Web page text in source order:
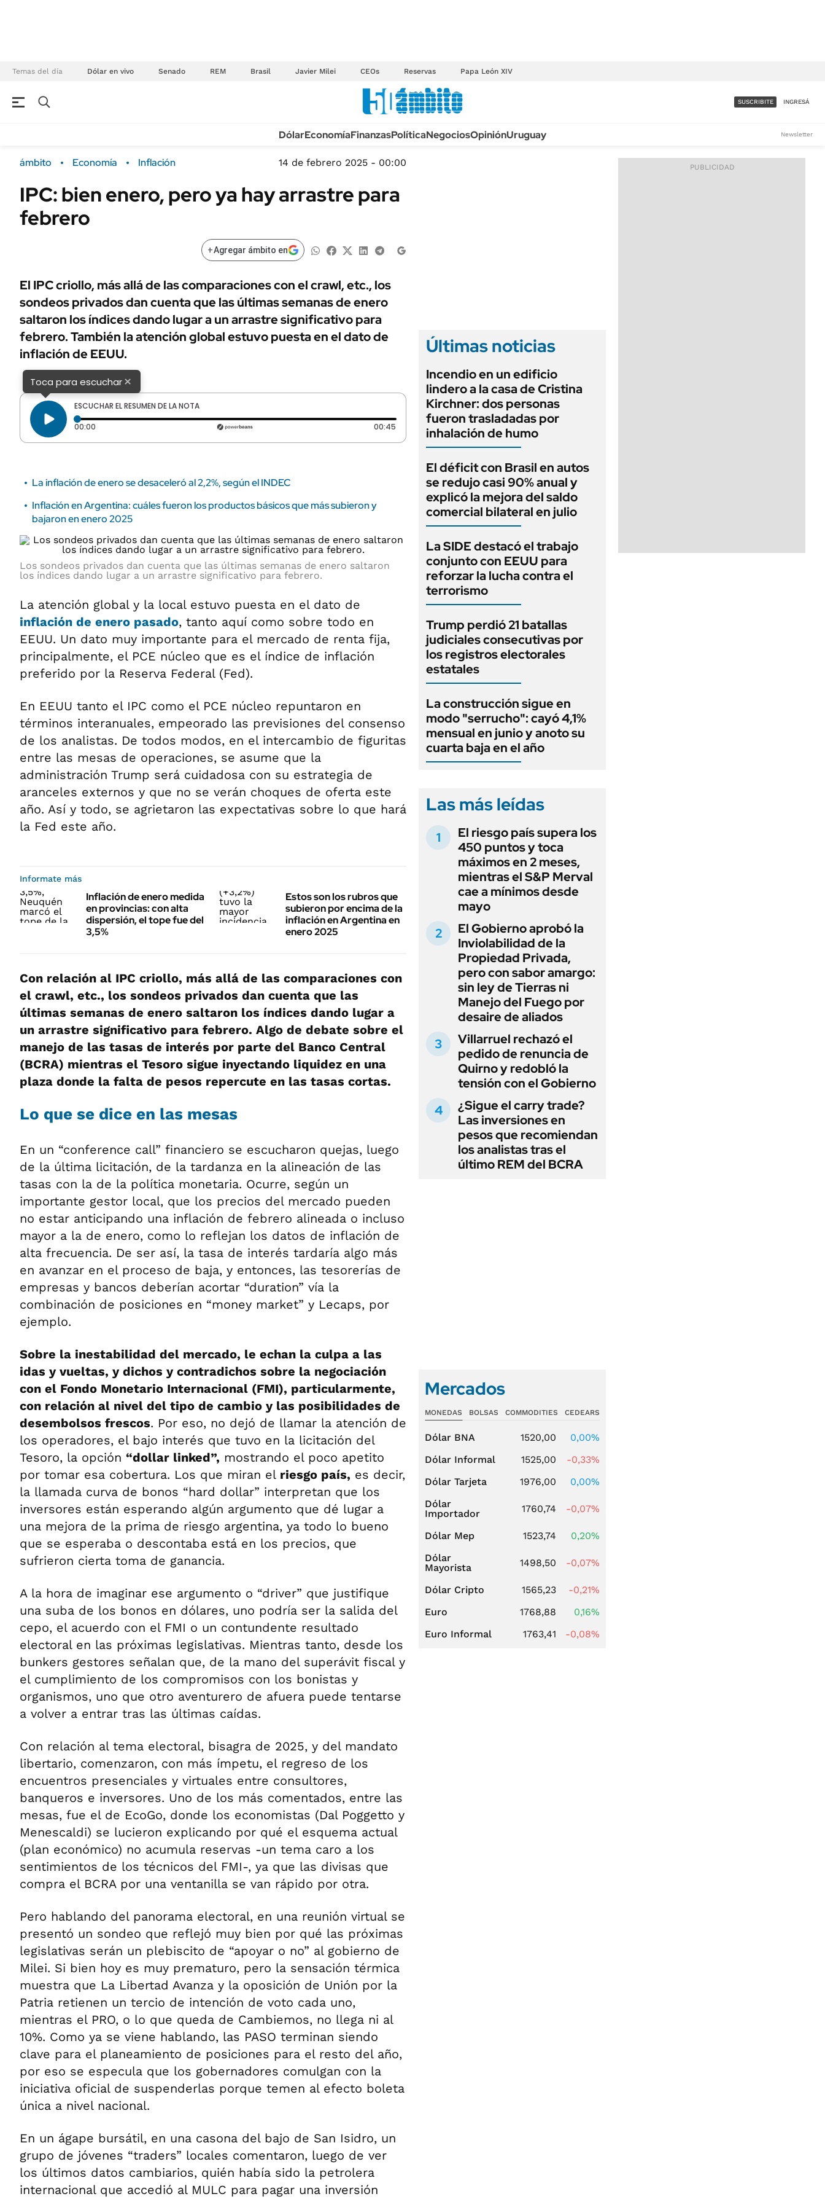
Temas del día Dólar en vivo Senado REM Brasil Javier Milei CEOs Reservas Papa León XIV
Campo
FINANZAS
ÁMBITO DEBATE
MEDIAKIT AMBITO DEBATE
Sustentabilidad
POLÍTICA
Municipios
URUGUAY
TECNOLOGÍA
MÉXICO
MUNDO
LIFESTYLE
AUTOS
ACCESO FULL - $1.800/MES
SUSCRIBITE INGRESÁ
DólarEconomíaFinanzasPolíticaNegociosOpiniónUruguay Newsletter
ámbito Economía Inflación 14 de febrero 2025 - 00:00
IPC: bien enero, pero ya hay arrastre para
febrero
+Agregar ámbito en
El IPC criollo, más allá de las comparaciones con el crawl, etc., los
sondeos privados dan cuenta que las últimas semanas de enero
saltaron los índices dando lugar a un arrastre significativo para
febrero. También la atención global estuvo puesta en el dato de
inflación de EEUU.
Toca para escuchar×
ESCUCHAR EL RESUMEN DE LA NOTA
00:00 Tiempo transcurrido: 0 segundos 00:45 Duración: 45 segundos
La inflación de enero se desaceleró al 2,2%, según el INDEC
Inflación en Argentina: cuáles fueron los productos básicos que más subieron y
bajaron en enero 2025
Los sondeos privados dan cuenta que las últimas semanas de enero saltaron
los índices dando lugar a un arrastre significativo para febrero.
La atención global y la local estuvo puesta en el dato de
inflación de enero pasado, tanto aquí como sobre todo en
EEUU. Un dato muy importante para el mercado de renta fija,
principalmente, el PCE núcleo que es el índice de inflación
preferido por la Reserva Federal (Fed).
En EEUU tanto el IPC como el PCE núcleo repuntaron en
términos interanuales, empeorado las previsiones del consenso
de los analistas. De todos modos, en el intercambio de figuritas
entre las mesas de operaciones, se asume que la
administración Trump será cuidadosa con su estrategia de
aranceles externos y que no se verán choques de oferta este
año. Así y todo, se agrietaron las expectativas sobre lo que hará
la Fed este año.
Informate más
Inflación de enero medida
en provincias: con alta
dispersión, el tope fue del
3,5%
Estos son los rubros que
subieron por encima de la
inflación en Argentina en
enero 2025
Con relación al IPC criollo, más allá de las comparaciones con
el crawl, etc., los sondeos privados dan cuenta que las
últimas semanas de enero saltaron los índices dando lugar a
un arrastre significativo para febrero. Algo de debate sobre el
manejo de las tasas de interés por parte del Banco Central
(BCRA) mientras el Tesoro sigue inyectando liquidez en una
plaza donde la falta de pesos repercute en las tasas cortas.
Lo que se dice en las mesas
En un “conference call” financiero se escucharon quejas, luego
de la última licitación, de la tardanza en la alineación de las
tasas con la de la política monetaria. Ocurre, según un
importante gestor local, que los precios del mercado pueden
no estar anticipando una inflación de febrero alineada o incluso
mayor a la de enero, como lo reflejan los datos de inflación de
alta frecuencia. De ser así, la tasa de interés tardaría algo más
en avanzar en el proceso de baja, y entonces, las tesorerías de
empresas y bancos deberían acortar “duration” vía la
combinación de posiciones en “money market” y Lecaps, por
ejemplo.
Sobre la inestabilidad del mercado, le echan la culpa a las
idas y vueltas, y dichos y contradichos sobre la negociación
con el Fondo Monetario Internacional (FMI), particularmente,
con relación al nivel del tipo de cambio y las posibilidades de
desembolsos frescos. Por eso, no dejó de llamar la atención de
los operadores, el bajo interés que tuvo en la licitación del
Tesoro, la opción “dollar linked”, mostrando el poco apetito
por tomar esa cobertura. Los que miran el riesgo país, es decir,
la llamada curva de bonos “hard dollar” interpretan que los
inversores están esperando algún argumento que dé lugar a
una mejora de la prima de riesgo argentina, ya todo lo bueno
que se esperaba o descontaba está en los precios, que
sufrieron cierta toma de ganancia.
A la hora de imaginar ese argumento o “driver” que justifique
una suba de los bonos en dólares, uno podría ser la salida del
cepo, el acuerdo con el FMI o un contundente resultado
electoral en las próximas legislativas. Mientras tanto, desde los
bunkers gestores señalan que, de la mano del superávit fiscal y
el cumplimiento de los compromisos con los bonistas y
organismos, uno que otro aventurero de afuera puede tentarse
a volver a entrar tras las últimas caídas.
Con relación al tema electoral, bisagra de 2025, y del mandato
libertario, comenzaron, con más ímpetu, el regreso de los
encuentros presenciales y virtuales entre consultores,
banqueros e inversores. Uno de los más comentados, entre las
mesas, fue el de EcoGo, donde los economistas (Dal Poggetto y
Menescaldi) se lucieron explicando por qué el esquema actual
(plan económico) no acumula reservas -un tema caro a los
sentimientos de los técnicos del FMI-, ya que las divisas que
compra el BCRA por una ventanilla se van rápido por otra.
Pero hablando del panorama electoral, en una reunión virtual se
presentó un sondeo que reflejó muy bien por qué las próximas
legislativas serán un plebiscito de “apoyar o no” al gobierno de
Milei. Si bien hoy es muy prematuro, pero la sensación térmica
muestra que La Libertad Avanza y la oposición de Unión por la
Patria retienen un tercio de intención de voto cada uno,
mientras el PRO, o lo que queda de Cambiemos, no llega ni al
10%. Como ya se viene hablando, las PASO terminan siendo
clave para el planeamiento de posiciones para el resto del año,
por eso se especula que los gobernadores comulgan con la
iniciativa oficial de suspenderlas porque temen al efecto boleta
única a nivel nacional.
En un ágape bursátil, en una casona del bajo de San Isidro, un
grupo de jóvenes “traders” locales comentaron, luego de ver
los últimos datos cambiarios, quién había sido la petrolera
internacional que accedió al MULC para pagar una inversión
Últimas noticias
Incendio en un edificio
lindero a la casa de Cristina
Kirchner: dos personas
fueron trasladadas por
inhalación de humo
El déficit con Brasil en autos
se redujo casi 90% anual y
explicó la mejora del saldo
comercial bilateral en julio
La SIDE destacó el trabajo
conjunto con EEUU para
reforzar la lucha contra el
terrorismo
Trump perdió 21 batallas
judiciales consecutivas por
los registros electorales
estatales
La construcción sigue en
modo "serrucho": cayó 4,1%
mensual en junio y anoto su
cuarta baja en el año
Las más leídas
El riesgo país supera los
450 puntos y toca
máximos en 2 meses,
mientras el S&P Merval
cae a mínimos desde
mayo
El Gobierno aprobó la
Inviolabilidad de la
Propiedad Privada,
pero con sabor amargo:
sin ley de Tierras ni
Manejo del Fuego por
desaire de aliados
Villarruel rechazó el
pedido de renuncia de
Quirno y redobló la
tensión con el Gobierno
¿Sigue el carry trade?
Las inversiones en
pesos que recomiendan
los analistas tras el
último REM del BCRA
Mercados
MONEDAS BOLSAS COMMODITIES CEDEARS
Dólar BNA 1520,00
0,00%
Dólar Informal
1525,00
-0,33%
Dólar Tarjeta
1976,00
0,00%
Dólar
Importador
1760,74 -0,07%
Dólar Mep 1523,74
0,20%
Dólar
Mayorista
1498,50 -0,07%
Dólar Cripto 1565,23
-0,21%
Euro
1768,88
0,16%
Euro Informal
1763,41 -0,08%